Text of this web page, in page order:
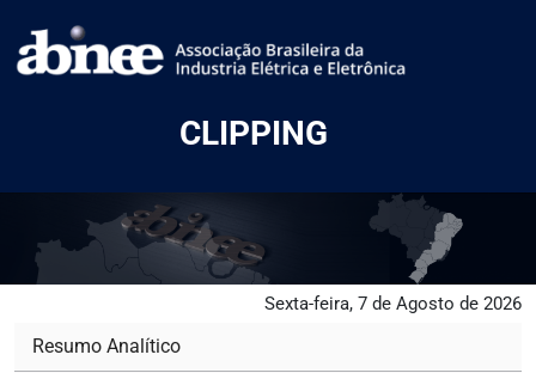
CLIPPING
Sexta-feira, 7 de Agosto de 2026
Resumo Analítico